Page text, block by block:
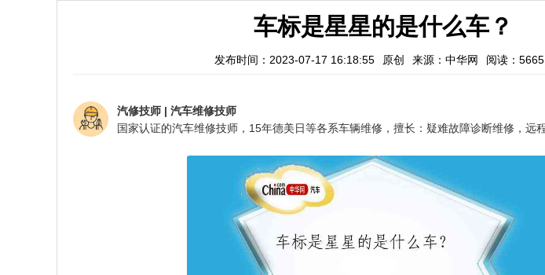
车标是星星的是什么车？
发布时间：2023-07-17 16:18:55 原创 来源：中华网 阅读：5665
汽修技师 | 汽车维修技师